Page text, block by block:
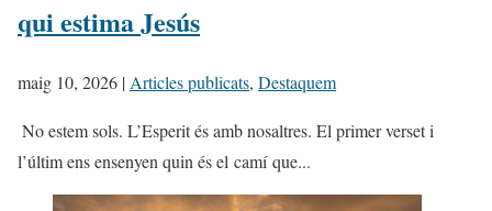
qui estima Jesús
maig 10, 2026 | Articles publicats, Destaquem
​ No estem sols. L’Esperit és amb nosaltres. El primer verset i
l’últim ens ensenyen quin és el camí que...